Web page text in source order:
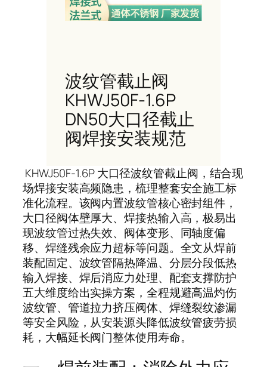
波纹管截止阀
KHWJ50F-1.6P
DN50大口径截止
阀焊接安装规范
KHWJ50F-1.6P 大口径波纹管截止阀，结合现
场焊接安装高频隐患，梳理整套安全施工标
准化流程。该阀内置波纹管核心密封组件，
大口径阀体壁厚大、焊接热输入高，极易出
现波纹管过热失效、阀体变形、同轴度偏
移、焊缝残余应力超标等问题。全文从焊前
装配固定、波纹管隔热降温、分层分段低热
输入焊接、焊后消应力处理、配套支撑防护
五大维度给出实操方案，全程规避高温灼伤
波纹管、管道拉力挤压阀体、焊缝裂纹渗漏
等安全风险，从安装源头降低波纹管疲劳损
耗，大幅延长阀门整体使用寿命。